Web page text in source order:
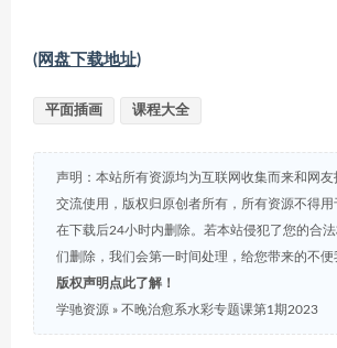
(网盘下载地址)
平面插画 课程大全
声明：本站所有资源均为互联网收集而来和网友
交流使用，版权归原创者所有，所有资源不得
在下载后24小时内删除。若本站侵犯了您的合
们删除，我们会第一时间处理，给您带来的不便
版权声明点此了解！
学驰资源 » 不晚治愈系水彩专题课第1期2023